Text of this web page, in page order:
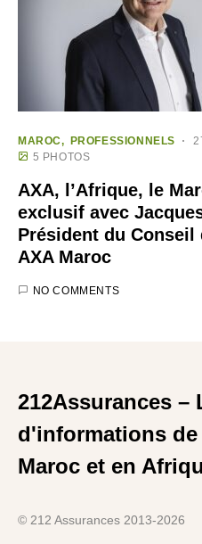
MAROC PROFESSIONNELS
5 PHOTOS
AXA, l’Afrique, le
exclusif avec
Président du Conseil
AXA Maroc
NO COMMENTS
212Assurances –
d'informations de
Maroc et en
© 212 Assurances 2013-2026